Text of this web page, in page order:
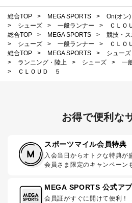
総合TOP > MEGA SPORTS > On(オン)
>
シューズ > 一般ランナー >
ＣＬＯ
総合TOP
> MEGA SPORTS > 競技・
>
シューズ > 一般ランナー >
ＣＬＯ
総合TOP
> MEGA SPORTS >
シュー
>
ランニング・陸上 > シューズ >
一
>
ＣＬＯＵＤ ５
お得で便利な
スポーツマイル会員特典
入会当日からオトクな特典が
会員さま限定のキャンペーン
MEGA SPORTS 公式ア
会員証がすぐに開けて便利！